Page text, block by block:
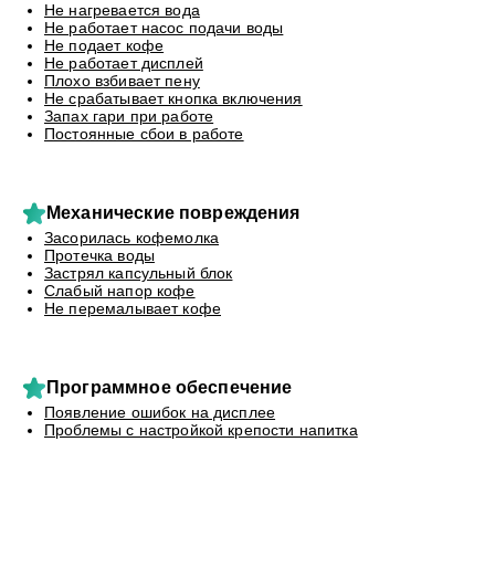
Не нагревается вода
Не работает насос подачи воды
Не подает кофе
Не работает дисплей
Плохо взбивает пену
Не срабатывает кнопка включения
Запах гари при работе
Постоянные сбои в работе
Механические повреждения
Засорилась кофемолка
Протечка воды
Застрял капсульный блок
Слабый напор кофе
Не перемалывает кофе
Программное обеспечение
Появление ошибок на дисплее
Проблемы с настройкой крепости напитка